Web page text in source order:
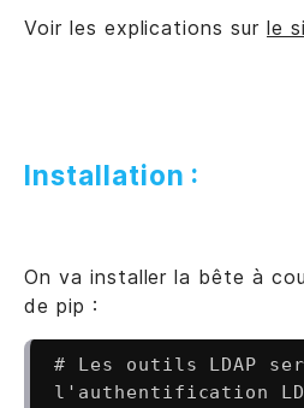
Voir les explications sur le
Installation :
On va installer la bête à
de pip :
# Les outils LDAP
l'authentification